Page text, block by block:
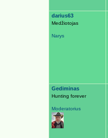
darius63
Medžiotojas
Narys
Gediminas
Hunting forever
Moderatorius